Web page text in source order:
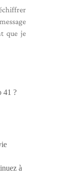
que je
41 ?
à